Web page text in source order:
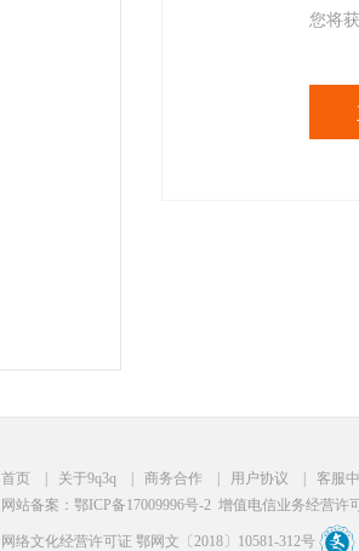
您将
首页 关于9q3q 商务合作 用户协议
客服
网站备案：鄂ICP备17009996号-2 增值电信业务经营许
网络文化经营许可证 鄂网文〔2018〕10581-312号